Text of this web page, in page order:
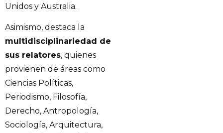
Unidos y Australia.
Asimismo, destaca la
multidisciplinariedad de
sus relatores, quienes
provienen de áreas como
Ciencias Políticas,
Periodismo, Filosofía,
Derecho, Antropología,
Sociología, Arquitectura,